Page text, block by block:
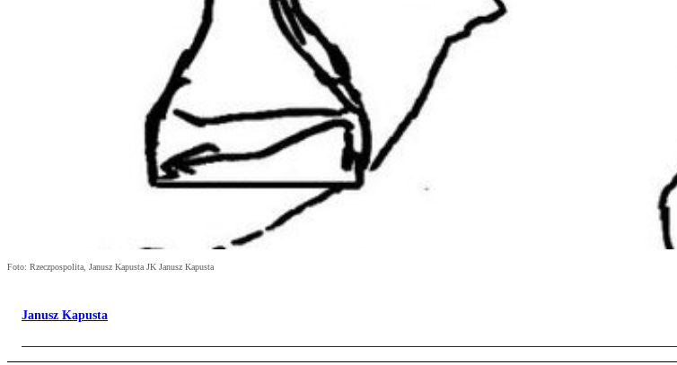
Foto: Rzeczpospolita, Janusz Kapusta JK Janusz Kapusta
Janusz Kapusta